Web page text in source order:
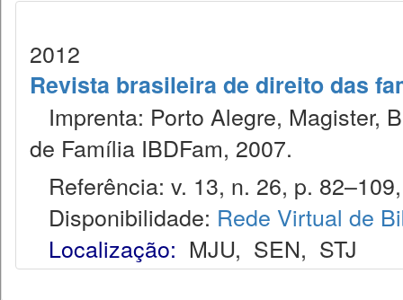
2012
Revista brasileira de direito das
Imprenta: Porto Alegre, Magister,
de Família IBDFam, 2007.
Referência: v. 13, n. 26, p.
Disponibilidade: Rede Virtual de
Localização: MJU, SEN, STJ